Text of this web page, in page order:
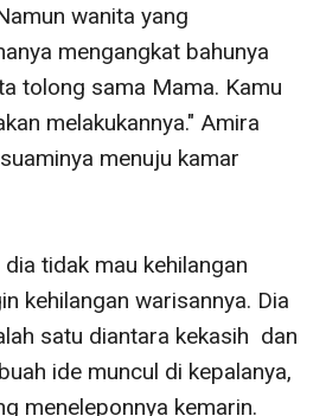
wanita yang
mengangkat bahunya
tolong sama Mama. Kamu
melakukannya." Amira
menuju kamar
tidak mau kehilangan
kehilangan warisannya. Dia
satu diantara kekasih  dan
ide muncul di kepalanya,
meneleponnya kemarin.